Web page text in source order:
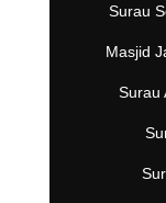
Surau
Masjid
Surau